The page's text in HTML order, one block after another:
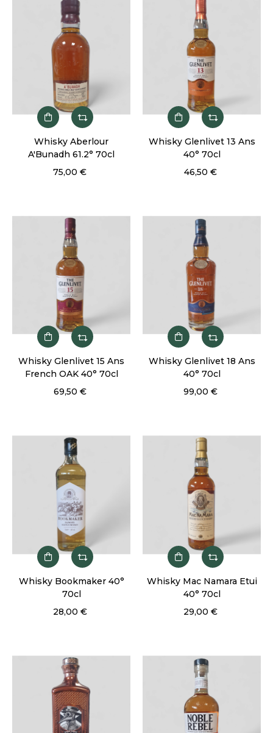
Whisky Aberlour
A'Bunadh 61.2° 70cl
75,00 €
Whisky Glenlivet 13 Ans
40° 70cl
46,50 €
Whisky Glenlivet 15 Ans
French OAK 40° 70cl
69,50 €
Whisky Glenlivet 18 Ans
40° 70cl
99,00 €
Whisky Bookmaker 40°
70cl
28,00 €
Whisky Mac Namara Etui
40° 70cl
29,00 €